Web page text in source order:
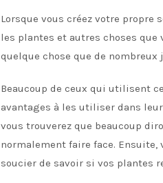
Lorsque vous créez votre propre
les plantes et autres choses que
quelque chose que de
Beaucoup de ceux qui utilisent
avantages à les utiliser dans
vous trouverez que beaucoup
normalement faire face. Ensuite,
soucier de savoir si vos plantes